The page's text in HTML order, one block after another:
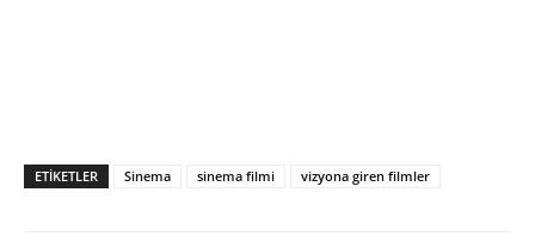
ETIKETLER Sinema sinema filmi vizyona giren filmler